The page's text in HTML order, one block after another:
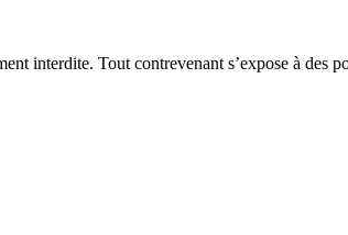
interdite. Tout contrevenant s’expose à des